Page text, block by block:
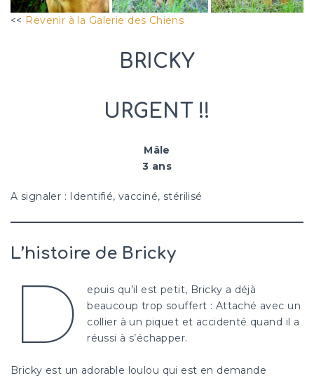
<< Revenir à la Galerie des Chiens
BRICKY
URGENT !!
Mâle
3 ans
A signaler : Identifié, vacciné, stérilisé
L’histoire de Bricky
D
epuis qu’il est petit, Bricky a déjà
beaucoup trop souffert : Attaché avec un
collier à un piquet et accidenté quand il a
réussi à s’échapper.
Bricky est un adorable loulou qui est en demande